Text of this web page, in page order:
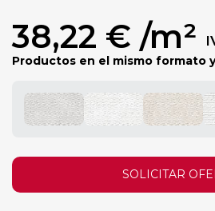
38,22 € /m²
Productos en el mismo formato
SOLICITAR